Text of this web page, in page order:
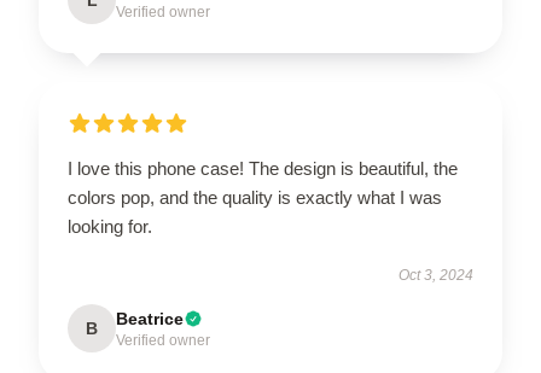
Verified owner
I love this phone case! The design is beautiful, the
colors pop, and the quality is exactly what I was
looking for.
Oct 3, 2024
B Beatrice
Verified owner